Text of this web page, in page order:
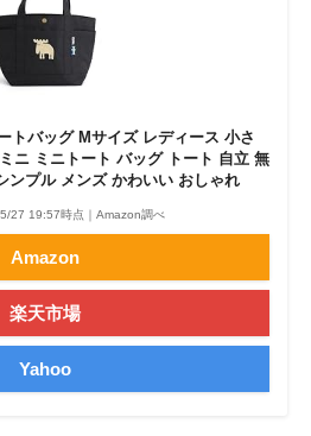
バッグ Mサイズ レディース 小さ
ニ ミニトート バッグ トート 自立 無
ンプル メンズ かわいい おしゃれ
27 19:57時点｜Amazon調べ
Amazon
楽天市場
Yahoo